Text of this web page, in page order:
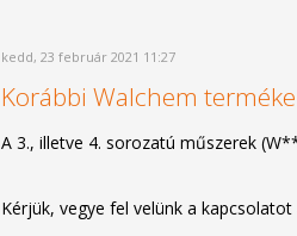
kedd, 23 február 2021 11:27
Korábbi Walchem
A 3., illetve 4. sorozatú műszerek
Kérjük, vegye fel velünk a